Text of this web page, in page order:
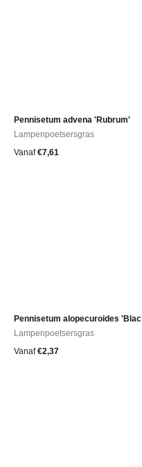
Pennisetum advena 'Rubrum'
Lampenpoetsersgras
Vanaf €7,61
Lampenpoetsersgras
Vanaf €2,37